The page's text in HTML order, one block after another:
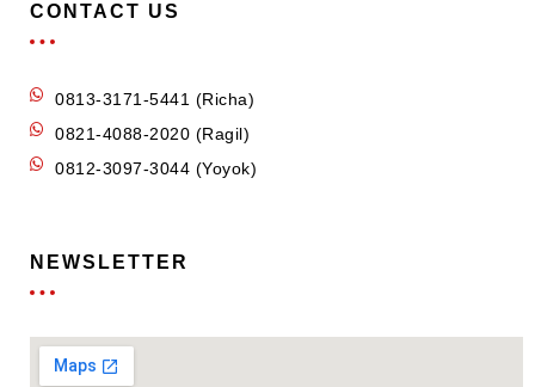
CONTACT US
0813-3171-5441 (Richa)
0821-4088-2020 (Ragil)
0812-3097-3044 (Yoyok)
NEWSLETTER